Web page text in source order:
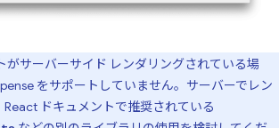
がサーバーサイド レンダリングされている場
をサポートしていません。サーバーでレン
ドキュメントで推奨されている